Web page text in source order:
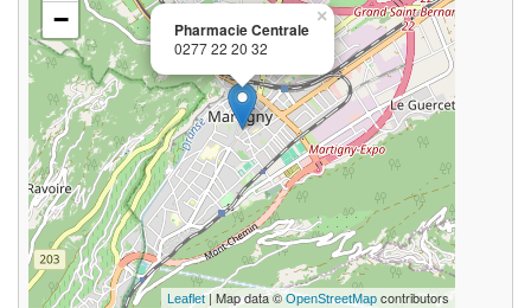
Pharmacie Centrale
0277 22 20 32
×
−
Leaflet| Map data ©OpenStreetMap contributors